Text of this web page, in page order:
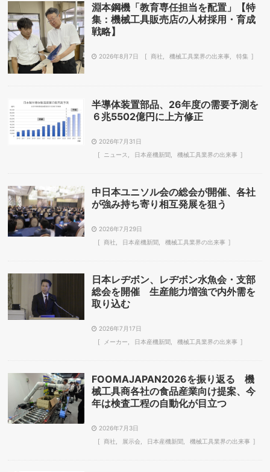
淵本鋼機「教育専任担当を配置」【特
集：機械工具販売店の人材採用・育成
戦略】
2026年8月7日 商社 機械工具業界の出来事 特集
半導体装置部品、26年度の需要予測を
６兆5502億円に上方修正
2026年7月31日
ニュース
日本産機新聞 機械工具業界の出来事
中日本ユニソル会の総会が開催、各社
が強み持ち寄り相互発展を狙う
2026年7月29日
商社
日本産機新聞 機械工具業界の出来事
日本レヂボン、レヂボン水魚会・支部
総会を開催 生産能力増強で内外需を
取り込む
2026年7月17日
メーカー
日本産機新聞 機械工具業界の出来事
FOOMAJAPAN2026を振り返る 機
械工具商各社の食品産業向け提案、今
年は検査工程の自動化が目立つ
2026年7月3日
商社
展示会 日本産機新聞 機械工具業界の出来事